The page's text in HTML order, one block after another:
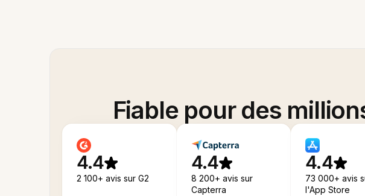
Fiable pour des
4.4
2 100+ avis sur G2
4.4
8 200+ avis sur
Capterra
4.4
73 000+ avis
l'App Store